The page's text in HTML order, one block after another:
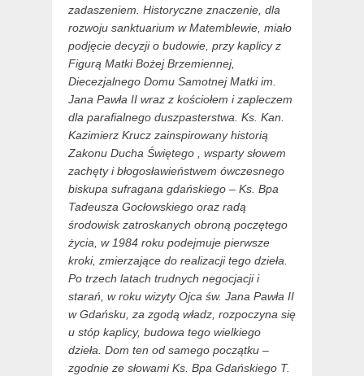
zadaszeniem. Historyczne znaczenie, dla
rozwoju sanktuarium w Matemblewie, miało
podjęcie decyzji o budowie, przy kaplicy z
Figurą Matki Bożej Brzemiennej,
Diecezjalnego Domu Samotnej Matki im.
Jana Pawła II wraz z kościołem i zapleczem
dla parafialnego duszpasterstwa. Ks. Kan.
Kazimierz Krucz zainspirowany historią
Zakonu Ducha Świętego , wsparty słowem
zachęty i błogosławieństwem ówczesnego
biskupa sufragana gdańskiego – Ks. Bpa
Tadeusza Gocłowskiego oraz radą
środowisk zatroskanych obroną poczętego
życia, w 1984 roku podejmuje pierwsze
kroki, zmierzające do realizacji tego dzieła.
Po trzech latach trudnych negocjacji i
starań, w roku wizyty Ojca św. Jana Pawła II
w Gdańsku, za zgodą władz, rozpoczyna się
u stóp kaplicy, budowa tego wielkiego
dzieła. Dom ten od samego początku –
zgodnie ze słowami Ks. Bpa Gdańskiego T.